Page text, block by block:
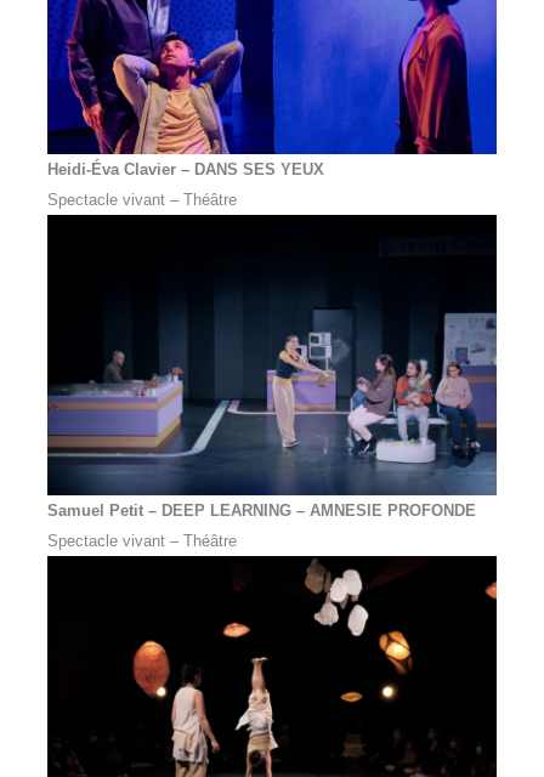
Heidi-Éva Clavier– DANS SES YEUX
Spectacle vivant – Théâtre
Samuel Petit – DEEP LEARNING – AMNESIE PROFONDE
Spectacle vivant – Théâtre